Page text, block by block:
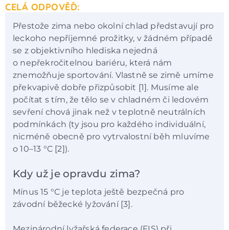
CELÁ ODPOVĚĎ:
Přestože zima nebo okolní chlad představují pro
leckoho nepříjemné prožitky, v žádném případě
se z objektivního hlediska nejedná
o nepřekročitelnou bariéru, která nám
znemožňuje sportování. Vlastně se zimě umíme
překvapivě dobře přizpůsobit [1]. Musíme ale
počítat s tím, že tělo se v chladném či ledovém
sevření chová jinak než v teplotně neutrálních
podmínkách (ty jsou pro každého individuální,
nicméně obecně pro vytrvalostní běh mluvíme
o 10–13 °C [2]).
Kdy už je opravdu zima?
Mínus 15 °C je teplota ještě bezpečná pro
závodní běžecké lyžování [3].